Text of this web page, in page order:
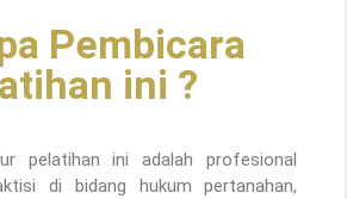
Pembicara
ini ?
pelatihan ini adalah profesional
di bidang hukum pertanahan,
Business
Construction